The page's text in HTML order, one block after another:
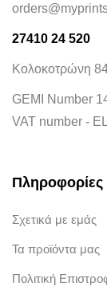
27410 24 520
Κολοκοτρώνη
GEMI Number
VAT number -
Πληροφορίες
Σχετικά με εμάς
Τα προϊόντα μας
Πολιτική